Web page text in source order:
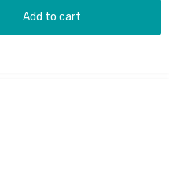
Add to cart